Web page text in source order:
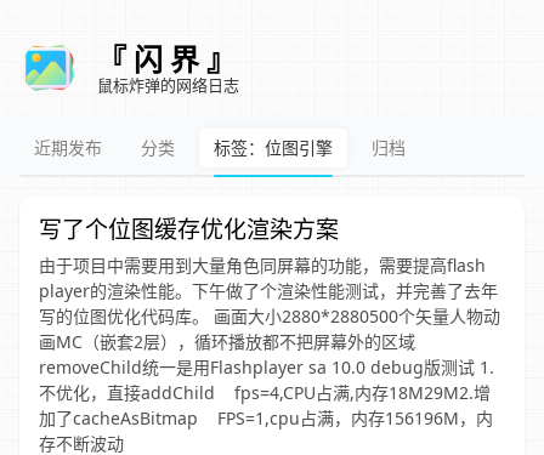
『 闪 界 』
鼠标炸弹的网络日志
近期发布 分类 标签：位图引擎 归档
写了个位图缓存优化渲染方案
由于项目中需要用到大量角色同屏幕的功能，需要提高flash
player的渲染性能。下午做了个渲染性能测试，并完善了去年
写的位图优化代码库。 画面大小2880*2880500个矢量人物动
画MC（嵌套2层），循环播放都不把屏幕外的区域
removeChild统一是用Flashplayer sa 10.0 debug版测试 1.
不优化，直接addChild fps=4,CPU占满,内存18M29M2.增
加了cacheAsBitmap FPS=1,cpu占满，内存156196M，内
存不断波动